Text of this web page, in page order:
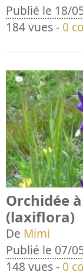
Publié le 18/
184 vues - 0
Orchidée
(laxiflora)
De Mimi
Publié le 07/
148 vues - 0